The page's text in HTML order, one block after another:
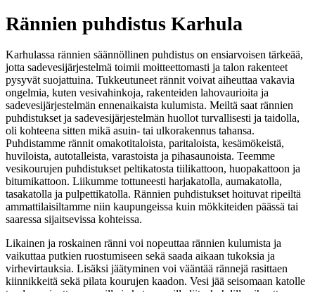
Rännien puhdistus Karhula
Karhulassa rännien säännöllinen puhdistus on ensiarvoisen tärkeää,
jotta sadevesijärjestelmä toimii moitteettomasti ja talon rakenteet
pysyvät suojattuina. Tukkeutuneet rännit voivat aiheuttaa vakavia
ongelmia, kuten vesivahinkoja, rakenteiden lahovaurioita ja
sadevesijärjestelmän ennenaikaista kulumista. Meiltä saat rännien
puhdistukset ja sadevesijärjestelmän huollot turvallisesti ja taidolla,
oli kohteena sitten mikä asuin- tai ulkorakennus tahansa.
Puhdistamme rännit omakotitaloista, paritaloista, kesämökeistä,
huviloista, autotalleista, varastoista ja pihasaunoista. Teemme
vesikourujen puhdistukset peltikatosta tiilikattoon, huopakattoon ja
bitumikattoon. Liikumme tottuneesti harjakatolla, aumakatolla,
tasakatolla ja pulpettikatolla. Rännien puhdistukset hoituvat ripeiltä
ammattilaisiltamme niin kaupungeissa kuin mökkiteiden päässä tai
saaressa sijaitsevissa kohteissa.
Likainen ja roskainen ränni voi nopeuttaa rännien kulumista ja
vaikuttaa putkien ruostumiseen sekä saada aikaan tukoksia ja
virhevirtauksia. Lisäksi jäätyminen voi vääntää rännejä rasittaen
kiinnikkeitä sekä pilata kourujen kaadon. Vesi jää seisomaan katolle